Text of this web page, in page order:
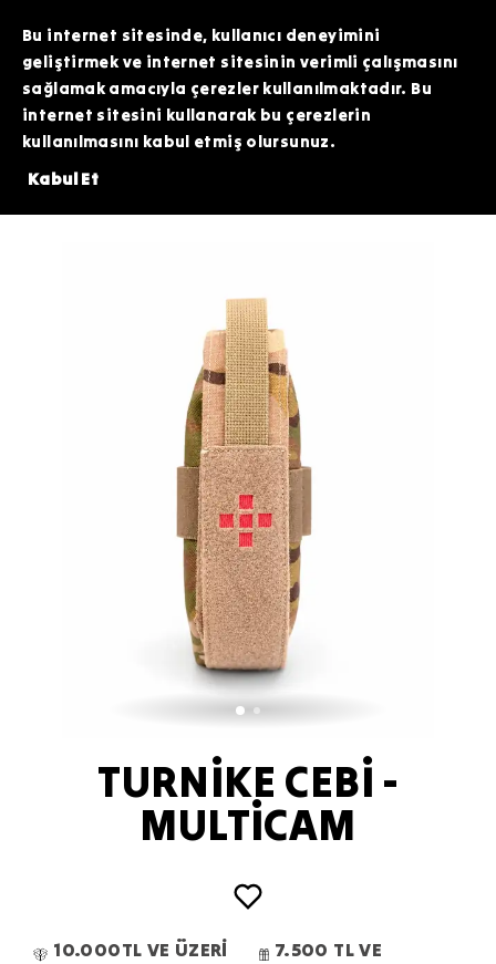
HATTIMIZDAN BİZİMLE İLETİŞİME GEÇEBİLİRSİNİZ. SİZE EN İYİ FIRSATLARI
SUNMAK İÇİN BURADAYIZ!
Bu internet sitesinde, kullanıcı deneyimini
geliştirmek ve internet sitesinin verimli çalışmasını
sağlamak amacıyla çerezler kullanılmaktadır. Bu
internet sitesini kullanarak bu çerezlerin
kullanılmasını kabul etmiş olursunuz.
Kabul Et
TL DEĞERİNDEKİ ARDİTİ TACTİCAL SİLİKON PATCH HEDİYE!⚠️
TURNİKE CEBİ -
MULTİCAM
10.000TL VE ÜZERİ
7.500 TL VE